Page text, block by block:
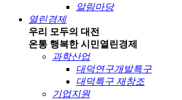
알림마당
열린경제
우리 모두의 대전
온통 행복한 시민열린경제
과학산업
대덕연구개발특구
대덕특구 재창조
기업지원